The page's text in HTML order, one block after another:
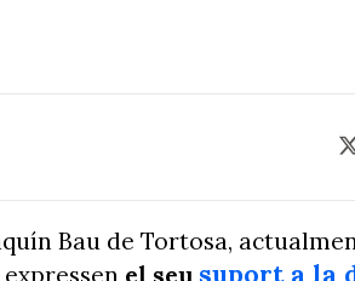
Bau de Tortosa,
el seu suport a la